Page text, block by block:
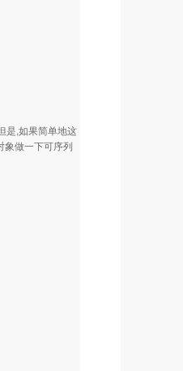
是,如果简单地这
象做一下可序列